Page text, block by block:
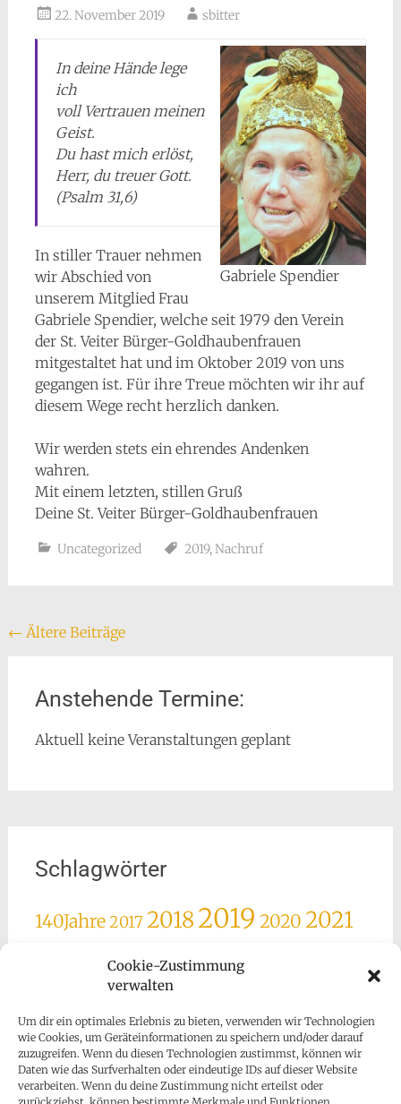
Cookie-Zustimmung
verwalten
Um dir ein optimales Erlebnis zu bieten, verwenden wir Technologien
wie Cookies, um Geräteinformationen zu speichern und/oder darauf
zuzugreifen. Wenn du diesen Technologien zustimmst, können wir
Daten wie das Surfverhalten oder eindeutige IDs auf dieser Website
verarbeiten. Wenn du deine Zustimmung nicht erteilst oder
22. November 2019 sbitter
Gabriele Spendier
In deine Hände lege
ich
voll Vertrauen meinen
Geist.
Du hast mich erlöst,
Herr, du treuer Gott.
(Psalm 31,6)
In stiller Trauer nehmen
wir Abschied von
unserem Mitglied Frau
Gabriele Spendier, welche seit 1979 den Verein
der St. Veiter Bürger-Goldhaubenfrauen
mitgestaltet hat und im Oktober 2019 von uns
gegangen ist. Für ihre Treue möchten wir ihr auf
diesem Wege recht herzlich danken.
Wir werden stets ein ehrendes Andenken
wahren.
Mit einem letzten, stillen Gruß
Deine St. Veiter Bürger-Goldhaubenfrauen
Uncategorized 2019,Nachruf
Beitragsnavigation
← Ältere Beiträge
Anstehende Termine:
Aktuell keine Veranstaltungen geplant
Schlagwörter
140Jahre2017 20182019 2020 2021
2023 2024 2025
Ausrückung Besuch
MitgliederNachruf Neujahr Obfrau
Ostern Presse Silvester Sonnhang Spende Spenden